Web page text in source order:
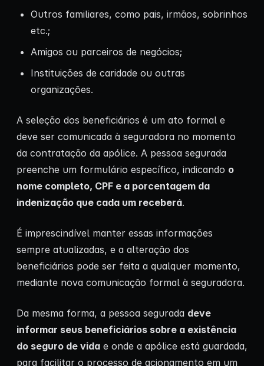
Outros familiares, como pais, irmãos, sobrinhos
etc.;
Amigos ou parceiros de negócios;
Instituições de caridade ou outras
organizações.
A seleção dos beneficiários é um ato formal e
deve ser comunicada à seguradora no momento
da contratação da apólice. A pessoa segurada
preenche um formulário específico, indicando o
nome completo, CPF e a porcentagem da
indenização que cada um receberá.
É imprescindível manter essas informações
sempre atualizadas, e a alteração dos
beneficiários pode ser feita a qualquer momento,
mediante nova comunicação formal à seguradora.
Da mesma forma, a pessoa segurada deve
informar seus beneficiários sobre a existência
do seguro de vida e onde a apólice está guardada,
para facilitar o processo de acionamento em um